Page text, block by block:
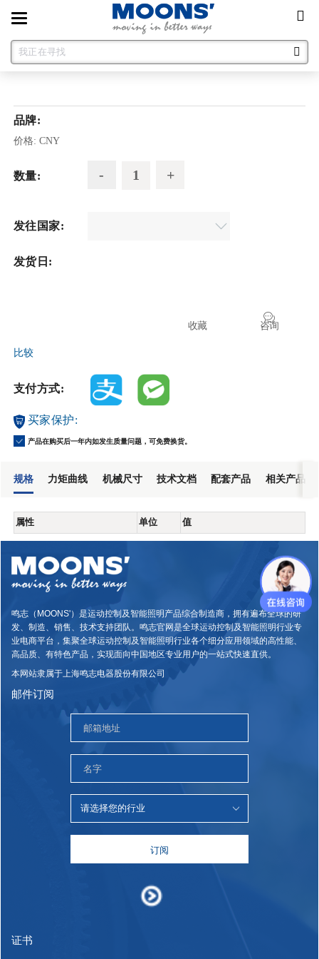
Toggle
navigation
品牌:
价格: CNY
数量:
发往国家:
发货日:
咨询
收藏
比较
支付方式:
买家保护:
产品在购买后一年内如发生质量问题，可免费换货。
规格 力矩曲线 机械尺寸 技术文档 配套产品 相关产品
属性 单位 值
鸣志（MOONS'）是运动控制及智能照明产品综合制造商，拥有遍布全球的研
发、制造、销售、技术支持团队。鸣志官网是全球运动控制及智能照明行业专
业电商平台，集聚全球运动控制及智能照明行业各个细分应用领域的高性能、
高品质、有特色产品，实现面向中国地区专业用户的一站式快速直供。
本网站隶属于上海鸣志电器股份有限公司
邮件订阅
订阅
证书